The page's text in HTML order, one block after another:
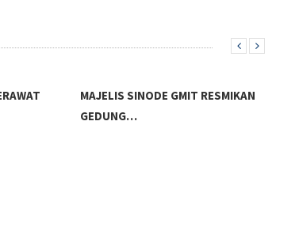
MAJELIS SINODE GMIT RESMIKAN
GEDUNG…